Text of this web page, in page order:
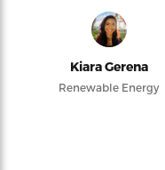
Kiara Gerena
Renewable Energy